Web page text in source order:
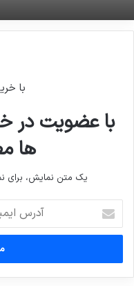
با
با عضویت در
ها
یک متن نمایش،
ایمیل
خود
وارد
کنید